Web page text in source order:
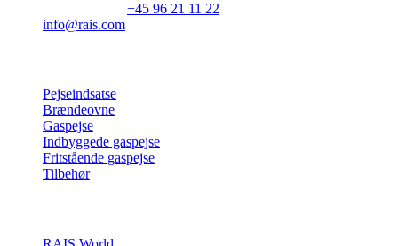
+45 96 21 11 22
info@rais.com
Pejseindsatse
Brændeovne
Gaspejse
Indbyggede gaspejse
Fritstående gaspejse
Tilbehør